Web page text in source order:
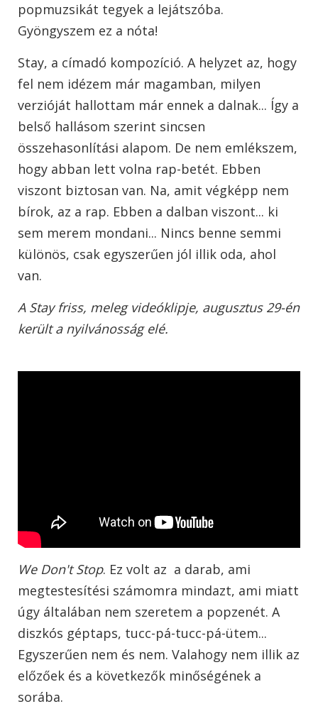
popmuzsikát tegyek a lejátszóba.
Gyöngyszem ez a nóta!
Stay, a címadó kompozíció. A helyzet az, hogy
fel nem idézem már magamban, milyen
verzióját hallottam már ennek a dalnak... Így a
belső hallásom szerint sincsen
összehasonlítási alapom. De nem emlékszem,
hogy abban lett volna rap-betét. Ebben
viszont biztosan van. Na, amit végképp nem
bírok, az a rap. Ebben a dalban viszont... ki
sem merem mondani... Nincs benne semmi
különös, csak egyszerűen jól illik oda, ahol
van.
A Stay friss, meleg videóklipje, augusztus 29-én
került a nyilvánosság elé.
We Don't Stop. Ez volt az a darab, ami
megtestesítési számomra mindazt, ami miatt
úgy általában nem szeretem a popzenét. A
diszkós géptaps, tucc-pá-tucc-pá-ütem...
Egyszerűen nem és nem. Valahogy nem illik az
előzőek és a következők minőségének a
sorába.